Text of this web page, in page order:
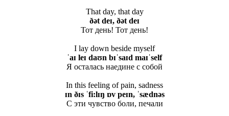
That day, that day
ðət deɪ, ðət deɪ
Тот день! Тот день!
I lay down beside myself
ˈaɪ leɪ daʊn bɪˈsaɪd maɪˈself
Я осталась наедине с собой
In this feeling of pain, sadness
ɪn ðɪs ˈfi:lɪŋ ɒv peɪn, ˈsædnəs
С эти чувство боли, печали